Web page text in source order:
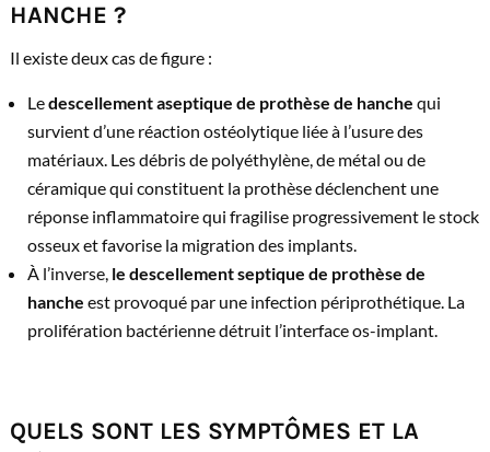
HANCHE ?
Il existe deux cas de figure :
Ledescellement aseptique de prothèse de hanche qui
survient d’une réaction ostéolytique liée à l’usure des
matériaux. Les débris de polyéthylène, de métal ou de
céramique qui constituent la prothèse déclenchent une
réponse inflammatoire qui fragilise progressivement le stock
osseux et favorise la migration des implants.
À l’inverse, le descellement septique de prothèse de
hanche est provoqué par une infection périprothétique. La
prolifération bactérienne détruit l’interface os-implant.
QUELS SONT LES SYMPTÔMES ET LA